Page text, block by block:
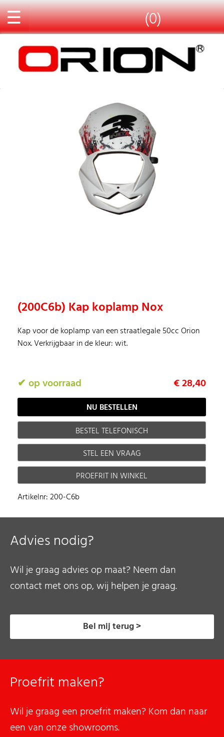
☰ (0)
(200C6b) Kap koplamp Nox
Kap voor de koplamp van een straatlegale 50cc Orion
Nox. Verkrijgbaar in de kleur: wit.
✔ op voorraad € 28,40
BESTEL TELEFONISCH
STEL EEN VRAAG
PROEFRIT IN WINKEL
Artikelnr: 200-C6b
Advies nodig?
Wil je graag advies op maat? Neem dan
contact met ons op, wij helpen je graag.
Bel mij terug >
Proefrit maken?
Wil je graag een proefrit maken? Kom dan naar
een van onze showrooms.